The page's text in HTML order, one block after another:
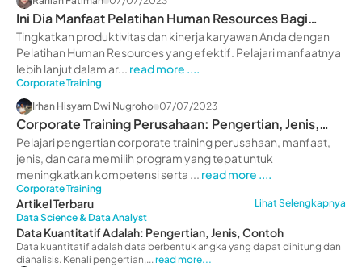
Ini Dia Manfaat Pelatihan Human Resources Bagi
Perusahaan
Tingkatkan produktivitas dan kinerja karyawan Anda dengan
Pelatihan Human Resources yang efektif. Pelajari manfaatnya
lebih lanjut dalam ar... read more ....
Corporate Training
Irhan Hisyam Dwi Nugroho 07/07/2023
Corporate Training Perusahaan: Pengertian, Jenis,
Manfaat
Pelajari pengertian corporate training perusahaan, manfaat,
jenis, dan cara memilih program yang tepat untuk
meningkatkan kompetensi serta ... read more ....
Corporate Training
Artikel Terbaru
Lihat Selengkapnya
Data Science & Data Analyst
Data Kuantitatif Adalah: Pengertian, Jenis, Contoh
Data kuantitatif adalah data berbentuk angka yang dapat dihitung dan
dianalisis. Kenali pengertian,...read more...